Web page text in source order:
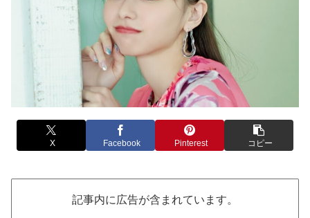
X Facebook Pinterest コピー
記事内に広告が含まれています。